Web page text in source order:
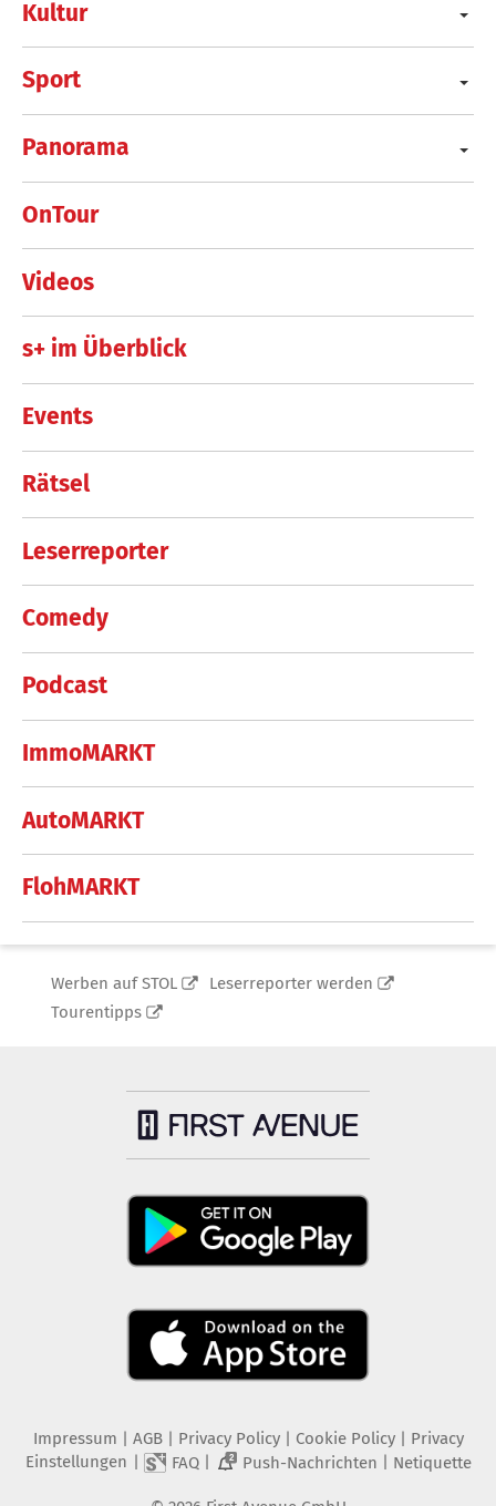
Kultur
Sport
Panorama
OnTour
Videos
s+ im Überblick
Events
Rätsel
Leserreporter
Comedy
Podcast
ImmoMARKT
AutoMARKT
FlohMARKT
Werben auf STOL
Leserreporter werden
Tourentipps
Impressum | AGB | Privacy Policy| Cookie Policy| Privacy
Einstellungen | FAQ| 2 Push-Nachrichten | Netiquette